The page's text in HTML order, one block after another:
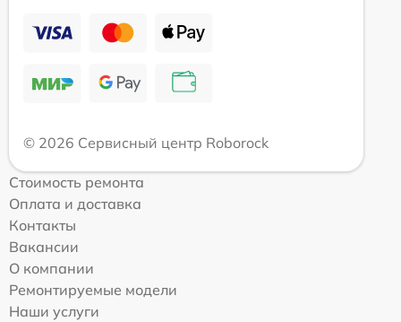
© 2026 Сервисный центр Roborock
Стоимость ремонта
Оплата и доставка
Контакты
Вакансии
О компании
Ремонтируемые модели
Наши услуги